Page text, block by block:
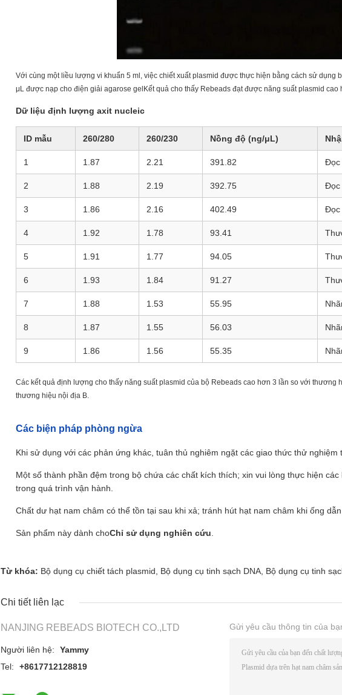
Với cùng một liều lượng vi khuẩn 5 ml, việc chiết xuất plasmid được thực hiện bằng cách sử dụng
μL được nạp cho điện giải agarose gelKết quả cho thấy Rebeads đạt được năng suất plasmid cao
Dữ liệu định lượng axit nucleic
ID mẫu 260/280 260/230 Nồng độ (ng/μL)
1 1.87 2.21 391.82 Đọc
2 1.88 2.19 392.75 Đọc
3 1.86 2.16 402.49 Đọc
4 1.92 1.78 93.41
5 1.91 1.77 94.05
6 1.93 1.84 91.27
7 1.88 1.53 55.95
8 1.87 1.55 56.03
9 1.86 1.56 55.35
Các kết quả định lượng cho thấy năng suất plasmid của bộ Rebeads cao hơn 3 lần so với thương
thương hiệu nội địa B.
Các biện pháp phòng ngừa
Khi sử dụng với các phản ứng khác, tuân thủ nghiêm ngặt các giao thức thử nghiệm
Một số thành phần đệm trong bộ chứa các chất kích thích; xin vui lòng thực hiện
trong quá trình vận hành.
Chất dư hạt nam châm có thể tồn tại sau khi xả; tránh hút hạt nam châm khi ống dẫn
Sản phẩm này dành choChỉ sử dụng nghiên cứu
Từ khóa: Bộ dụng cụ chiết tách plasmid Bộ dụng cụ tinh sạch DNA Bộ dụng cụ tinh
Chi tiết liên lạc
NANJING REBEADS BIOTECH CO.,LTD
Người liên hệ:
Yammy
Tel:
+8617712128819
Gửi yêu cầu thông tin của